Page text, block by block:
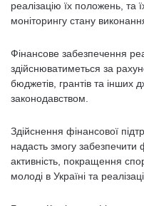
реалізацію їх положень, та
моніторингу стану
Фінансове забезпечення
здійснюватиметься за
бюджетів, грантів та інших
законодавством.
Здійснення фінансової
надасть змогу забезпечити
активність, покращення
молоді в Україні та